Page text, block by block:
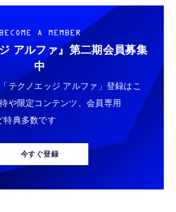
BECOME A MEMBER
アルファ』 第二期会員募集
中
テクノエッジ アルファ」登録はこ
や限定コンテンツ、会員専用
特典多数です
今すぐ登録